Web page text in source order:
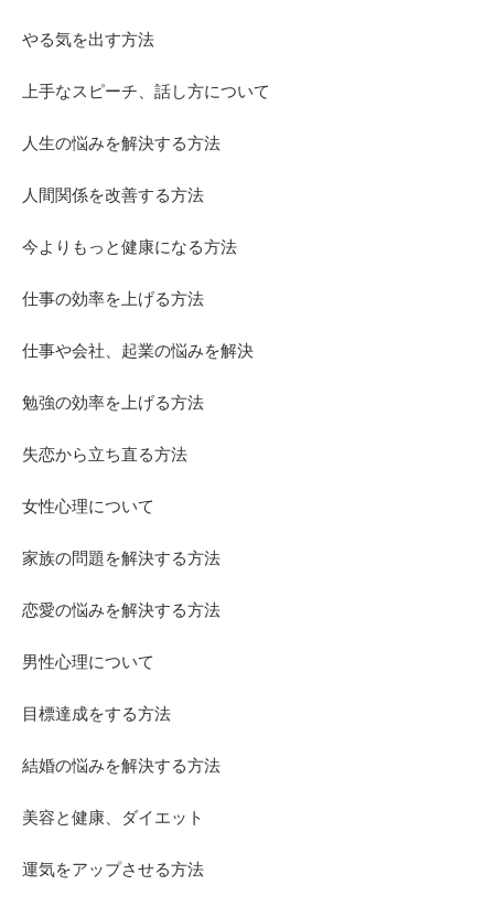
やる気を出す方法
上手なスピーチ、話し方について
人生の悩みを解決する方法
人間関係を改善する方法
今よりもっと健康になる方法
仕事の効率を上げる方法
仕事や会社、起業の悩みを解決
勉強の効率を上げる方法
失恋から立ち直る方法
女性心理について
家族の問題を解決する方法
恋愛の悩みを解決する方法
男性心理について
目標達成をする方法
結婚の悩みを解決する方法
美容と健康、ダイエット
運気をアップさせる方法